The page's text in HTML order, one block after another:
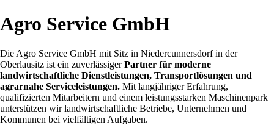
Agro Service GmbH
Die Agro Service GmbH mit Sitz in Niedercunnersdorf in der
Oberlausitz ist ein zuverlässigerPartner für moderne
landwirtschaftliche Dienstleistungen, Transportlösungen und
agrarnahe Serviceleistungen. Mit langjähriger Erfahrung,
qualifizierten Mitarbeitern und einem leistungsstarken Maschinenpark
unterstützen wir landwirtschaftliche Betriebe, Unternehmen und
Kommunen bei vielfältigen Aufgaben.